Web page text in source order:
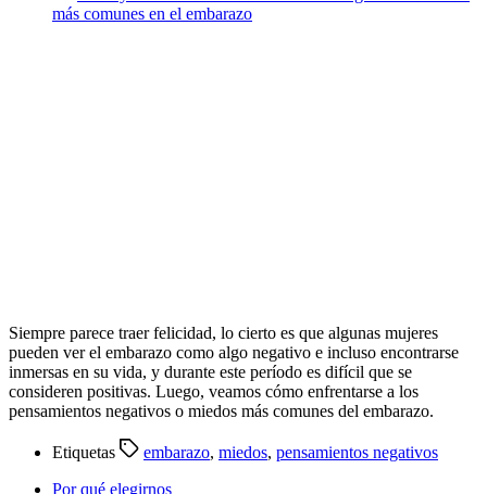
más comunes en el embarazo
Siempre parece traer felicidad, lo cierto es que algunas mujeres
pueden ver el embarazo como algo negativo e incluso encontrarse
inmersas en su vida, y durante este período es difícil que se
consideren positivas. Luego, veamos cómo enfrentarse a los
pensamientos negativos o miedos más comunes del embarazo.
Etiquetas embarazo, miedos, pensamientos negativos
Por qué elegirnos